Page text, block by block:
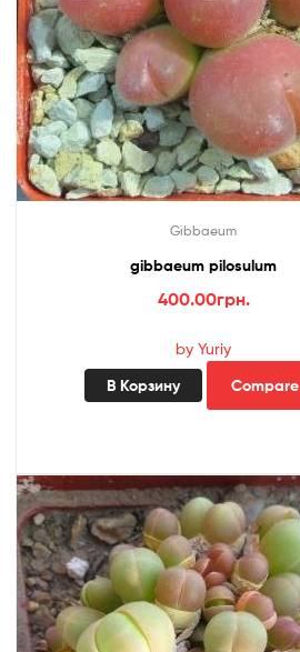
Gibbaeum
gibbaeum pilosulum
400.00грн.
by Yuriy
В Корзину Compare